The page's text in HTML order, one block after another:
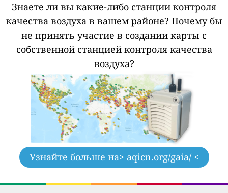
Знаете ли вы какие-либо станции контроля
качества воздуха в вашем районе? Почему бы
не принять участие в создании карты с
собственной станцией контроля качества
воздуха?
Узнайте больше на> aqicn.org/gaia/ <